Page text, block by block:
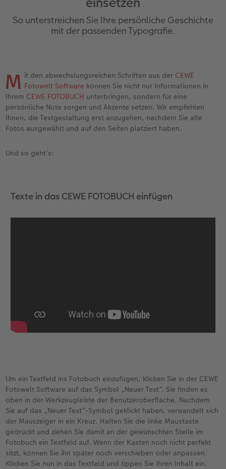
Jahrbuch gestalten
CEWE FOTOBUCH Kids
Schuber
Designvorlagen
Foto-Kochbuch
CEWE Forum
Bilderboxen
Premium Poster
Fotosticker
Fotosets
Sofortfotos
Sofortsticker
Fotocollage
Photo Streetmap Poster
Alu-Dibond
Foto auf Holz
Hartschaum
Willkommensschild
Neuheiten
Dankeskarten Kommunion
Dankeskarten
Weitere Anlässe
Papierqualitäten
Klappkarten
Karte mit Einsteckfoto
Textilien
Schule & Büro
Art Prints
Handyhüllen
Faber-Castell
Geschenkideen
Wandkalender mit Design
NEU: Wandkalender Fineline
Neuheiten
Extras
CEWE myPhotos
Max Case
Smartflip
Cardholder
CEWE myPhotos
Neuheiten
nachhaltiger Schenken
Danke sagen
Geburtstagsgeschenke
Kundenbeispiele
Neuheiten
Liebe schenken
Fototipps
Anleitungen und Hilfe
Hochzeit
Baby
Fotowettbewerbe
So unterstreichen Sie Ihre persönliche Geschichte
mit der passenden Typografie.
M it den abwechslungsreichen Schriften aus der CEWE
Fotowelt Software können Sie nicht nur Informationen in
Ihrem CEWE FOTOBUCH unterbringen, sondern für eine
persönliche Note sorgen und Akzente setzen. Wir empfehlen
Ihnen, die Textgestaltung erst anzugehen, nachdem Sie alle
Fotos ausgewählt und auf den Seiten platziert haben.
Und so geht’s:
Texte in das CEWE FOTOBUCH einfügen
Um ein Textfeld ins Fotobuch einzufügen, klicken Sie in der CEWE
Fotowelt Software auf das Symbol „Neuer Text“. Sie finden es
oben in der Werkzeugleiste der Benutzeroberfläche. Nachdem
Sie auf das „Neuer Text“-Symbol geklickt haben, verwandelt sich
der Mauszeiger in ein Kreuz. Halten Sie die linke Maustaste
gedrückt und ziehen Sie damit an der gewünschten Stelle im
Fotobuch ein Textfeld auf. Wenn der Kasten noch nicht perfekt
sitzt, können Sie ihn später noch verschieben oder anpassen.
Klicken Sie nun in das Textfeld und tippen Sie Ihren Inhalt ein.